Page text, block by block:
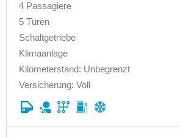
4 Passagiere
5 Türen
Schaltgetriebe
Klimaanlage
Kilometerstand: Unbegrenzt
Versicherung: Voll